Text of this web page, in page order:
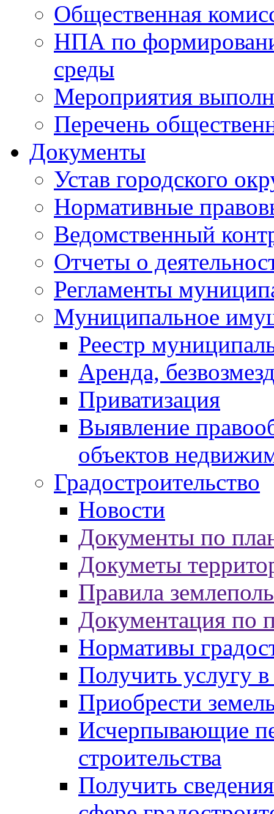
Общественная
НПА по
среды
Мероприятия
Перечень
Документы
Устав городского
Нормативные
Ведомственный
Отчеты о
Регламенты
Муниципальное
Реестр
Аренда,
Приватизация
Выявление
объектов
Градостроительство
Новости
Документы по
Докуметы
Правила
Документация по
Нормативы
Получить услугу в
Приобрести
Исчерпывающие
строительства
Получить